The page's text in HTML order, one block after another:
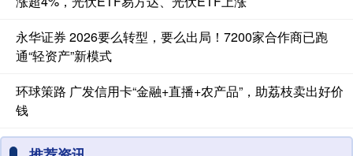
永华证券 2026要么转型，要么出局！7200家合作商已跑
通“轻资产”新模式
环球策路 广发信用卡“金融+直播+农产品”，助荔枝卖出好价
钱